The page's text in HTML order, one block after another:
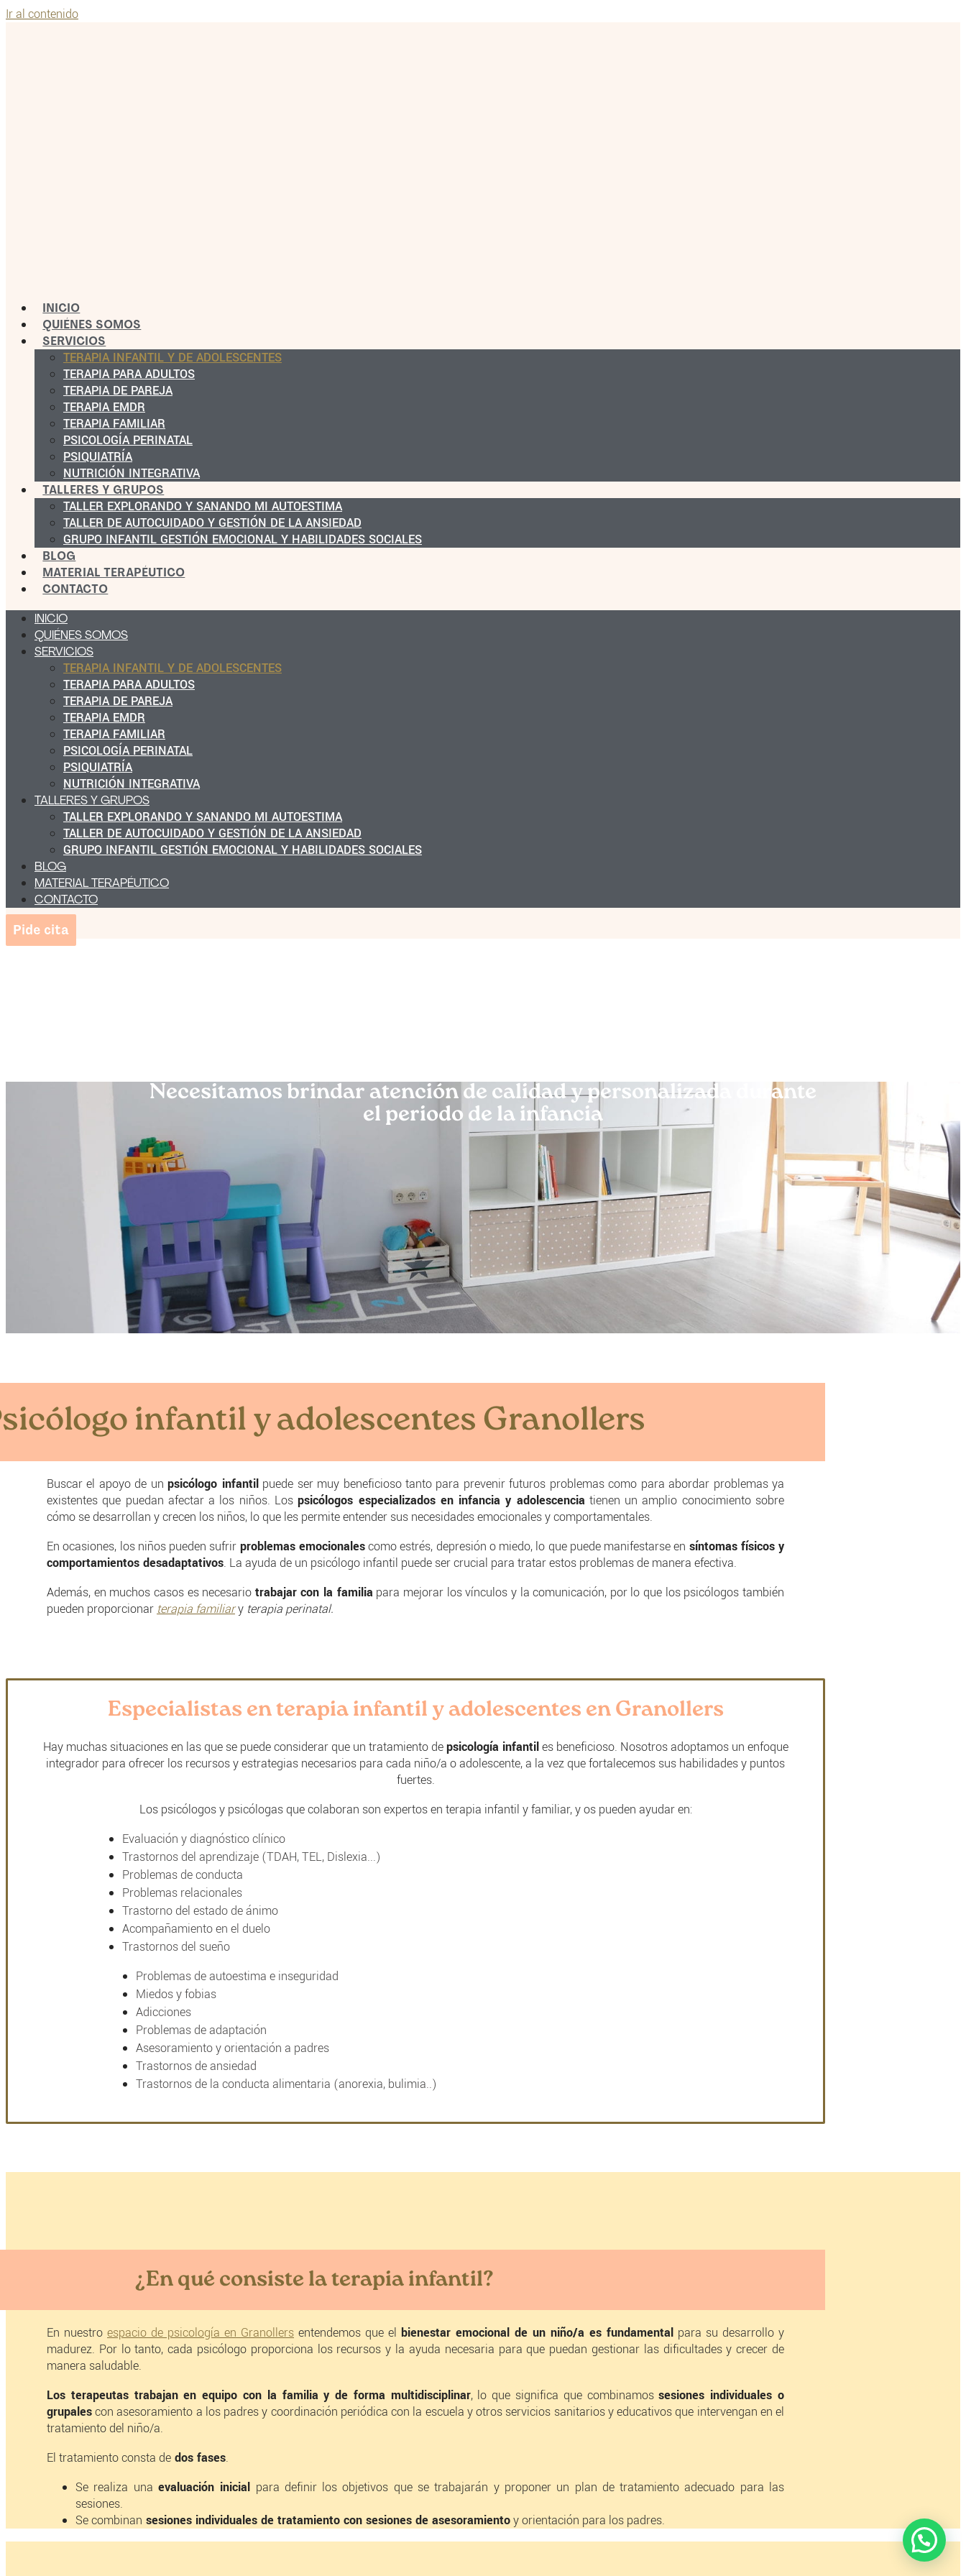
Ir al contenido
INICIO
QUIÉNES SOMOS
SERVICIOS
TERAPIA INFANTIL Y DE ADOLESCENTES
TERAPIA PARA ADULTOS
TERAPIA DE PAREJA
TERAPIA EMDR
TERAPIA FAMILIAR
PSICOLOGÍA PERINATAL
PSIQUIATRÍA
NUTRICIÓN INTEGRATIVA
TALLERES Y GRUPOS
TALLER EXPLORANDO Y SANANDO MI AUTOESTIMA
TALLER DE AUTOCUIDADO Y GESTIÓN DE LA ANSIEDAD
GRUPO INFANTIL GESTIÓN EMOCIONAL Y HABILIDADES SOCIALES
BLOG
MATERIAL TERAPÉUTICO
CONTACTO
INICIO
QUIÉNES SOMOS
SERVICIOS
TERAPIA INFANTIL Y DE ADOLESCENTES
TERAPIA PARA ADULTOS
TERAPIA DE PAREJA
TERAPIA EMDR
TERAPIA FAMILIAR
PSICOLOGÍA PERINATAL
PSIQUIATRÍA
NUTRICIÓN INTEGRATIVA
TALLERES Y GRUPOS
TALLER EXPLORANDO Y SANANDO MI AUTOESTIMA
TALLER DE AUTOCUIDADO Y GESTIÓN DE LA ANSIEDAD
GRUPO INFANTIL GESTIÓN EMOCIONAL Y HABILIDADES SOCIALES
BLOG
MATERIAL TERAPÉUTICO
CONTACTO
Pide cita
Necesitamos brindar atención de calidad y personalizada durante
el periodo de la infancia
infantil y adolescentes Granollers
Buscar el apoyo de unpsicólogo infantilpuede ser muy beneficioso tanto para prevenir futuros problemas como para abordar problemas ya
existentes que puedan afectar a los niños. Lospsicólogos especializados en infancia y adolescencia tienen un amplio conocimiento sobre
cómo se desarrollan y crecen los niños, lo que les permite entender sus necesidades emocionales y comportamentales.
En ocasiones, los niños pueden sufrir problemas emocionalescomo estrés, depresión o miedo, lo que puede manifestarse en síntomas físicos y
comportamientos desadaptativos. La ayuda de un psicólogo infantil puede ser crucial para tratar estos problemas de manera efectiva.
Además, en muchos casos es necesario trabajar con la familia para mejorar los vínculos y la comunicación, por lo que los psicólogos también
pueden proporcionar terapia familiary terapia perinatal.
Especialistas en terapia infantil y adolescentes en Granollers
Hay muchas situaciones en las que se puede considerar que un tratamiento depsicología infantiles beneficioso. Nosotros adoptamos un enfoque
integrador para ofrecer los recursos y estrategias necesarios para cada niño/a o adolescente, a la vez que fortalecemos sus habilidades y puntos
fuertes.
Los psicólogos y psicólogas que colaboran son expertos en terapia infantil y familiar, y os pueden ayudar en:
Evaluación y diagnóstico clínico
Trastornos del aprendizaje (TDAH, TEL, Dislexia...)
Problemas de conducta
Problemas relacionales
Trastorno del estado de ánimo
Acompañamiento en el duelo
Trastornos del sueño
Problemas de autoestima e inseguridad
Miedos y fobias
Adicciones
Problemas de adaptación
Asesoramiento y orientación a padres
Trastornos de ansiedad
Trastornos de la conducta alimentaria (anorexia, bulimia..)
¿En qué consiste la terapia infantil?
En nuestro espacio de psicología en Granollers entendemos que el bienestar emocional de un niño/a es fundamental para su desarrollo y
madurez. Por lo tanto, cada psicólogo proporciona los recursos y la ayuda necesaria para que puedan gestionar las dificultades y crecer de
manera saludable.
Los terapeutas trabajan en equipo con la familia y de forma multidisciplinar, lo que significa que combinamossesiones individuales o
grupalescon asesoramiento a los padres y coordinación periódica con la escuela y otros servicios sanitarios y educativos que intervengan en el
tratamiento del niño/a.
El tratamiento consta de dos fases.
Se realiza una evaluación inicial para definir los objetivos que se trabajarán y proponer un plan de tratamiento adecuado para las
sesiones.
Se combinan sesiones individuales de tratamiento con sesiones de asesoramientoy orientación para los padres.